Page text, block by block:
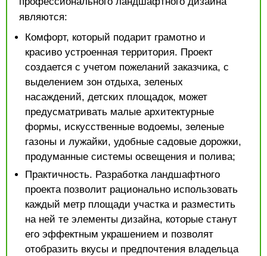
являются:
Комфорт, который подарит грамотно и
красиво устроенная территория. Проект
создается с учетом пожеланий заказчика, с
выделением зон отдыха, зеленых
насаждений, детских площадок, может
предусматривать малые архитектурные
формы, искусственные водоемы, зеленые
газоны и лужайки, удобные садовые дорожки,
продуманные системы освещения и полива;
Практичность. Разработка ландшафтного
проекта позволит рационально использовать
каждый метр площади участка и разместить
на ней те элементы дизайна, которые станут
его эффектным украшением и позволят
отобразить вкусы и предпочтения владельца